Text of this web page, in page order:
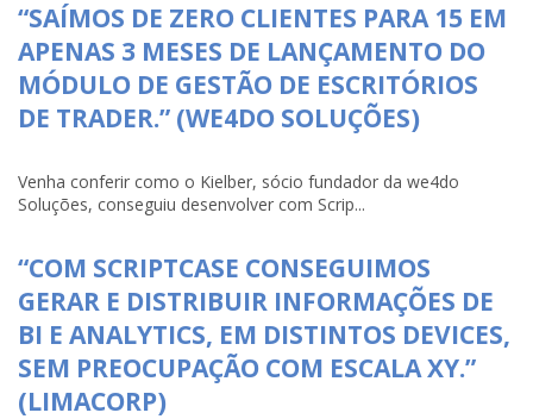
“SAÍMOS DE ZERO CLIENTES PARA 15 EM
APENAS 3 MESES DE LANÇAMENTO DO
MÓDULO DE GESTÃO DE ESCRITÓRIOS
DE TRADER.” (WE4DO SOLUÇÕES)
Venha conferir como o Kielber, sócio fundador da we4do
Soluções, conseguiu desenvolver com Scrip...
“COM SCRIPTCASE CONSEGUIMOS
GERAR E DISTRIBUIR INFORMAÇÕES DE
BI E ANALYTICS, EM DISTINTOS DEVICES,
SEM PREOCUPAÇÃO COM ESCALA XY.”
(LIMACORP)